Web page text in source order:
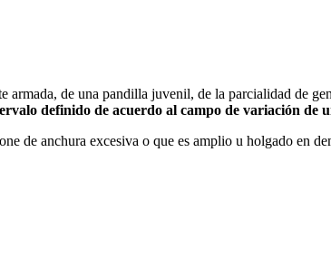
armada, de una pandilla juvenil, de la parcialidad de
definido de acuerdo al campo de variación de
de anchura excesiva o que es amplio u holgado en